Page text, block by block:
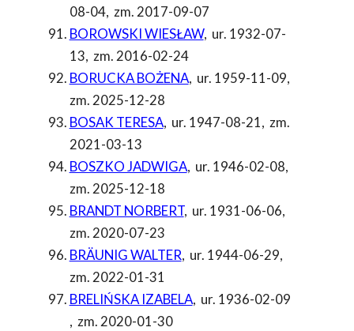
08-04, zm. 2017-09-07
BOROWSKI WIESŁAW, ur. 1932-07-
13, zm. 2016-02-24
BORUCKA BOŻENA, ur. 1959-11-09,
zm. 2025-12-28
BOSAK TERESA, ur. 1947-08-21, zm.
2021-03-13
BOSZKO JADWIGA, ur. 1946-02-08,
zm. 2025-12-18
BRANDT NORBERT, ur. 1931-06-06,
zm. 2020-07-23
BRÄUNIG WALTER, ur. 1944-06-29,
zm. 2022-01-31
BRELIŃSKA IZABELA, ur. 1936-02-09
, zm. 2020-01-30